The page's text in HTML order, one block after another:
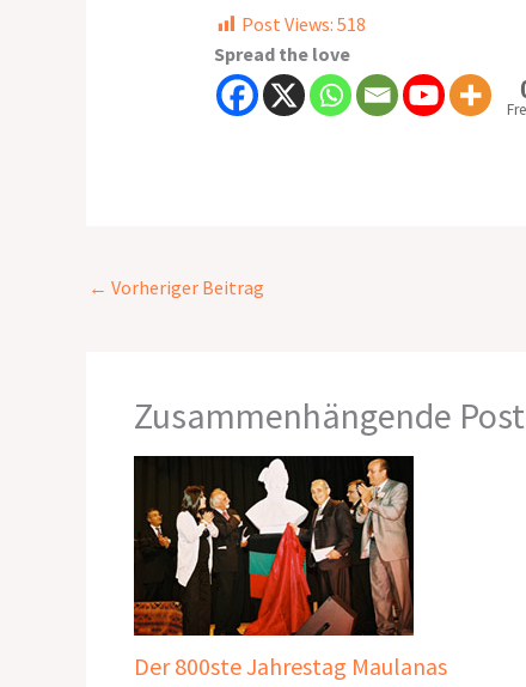
Post Views: 518
Spread the love
← Vorheriger Beitrag
Zusammenhängende
Der 800ste Jahrestag Maulanas